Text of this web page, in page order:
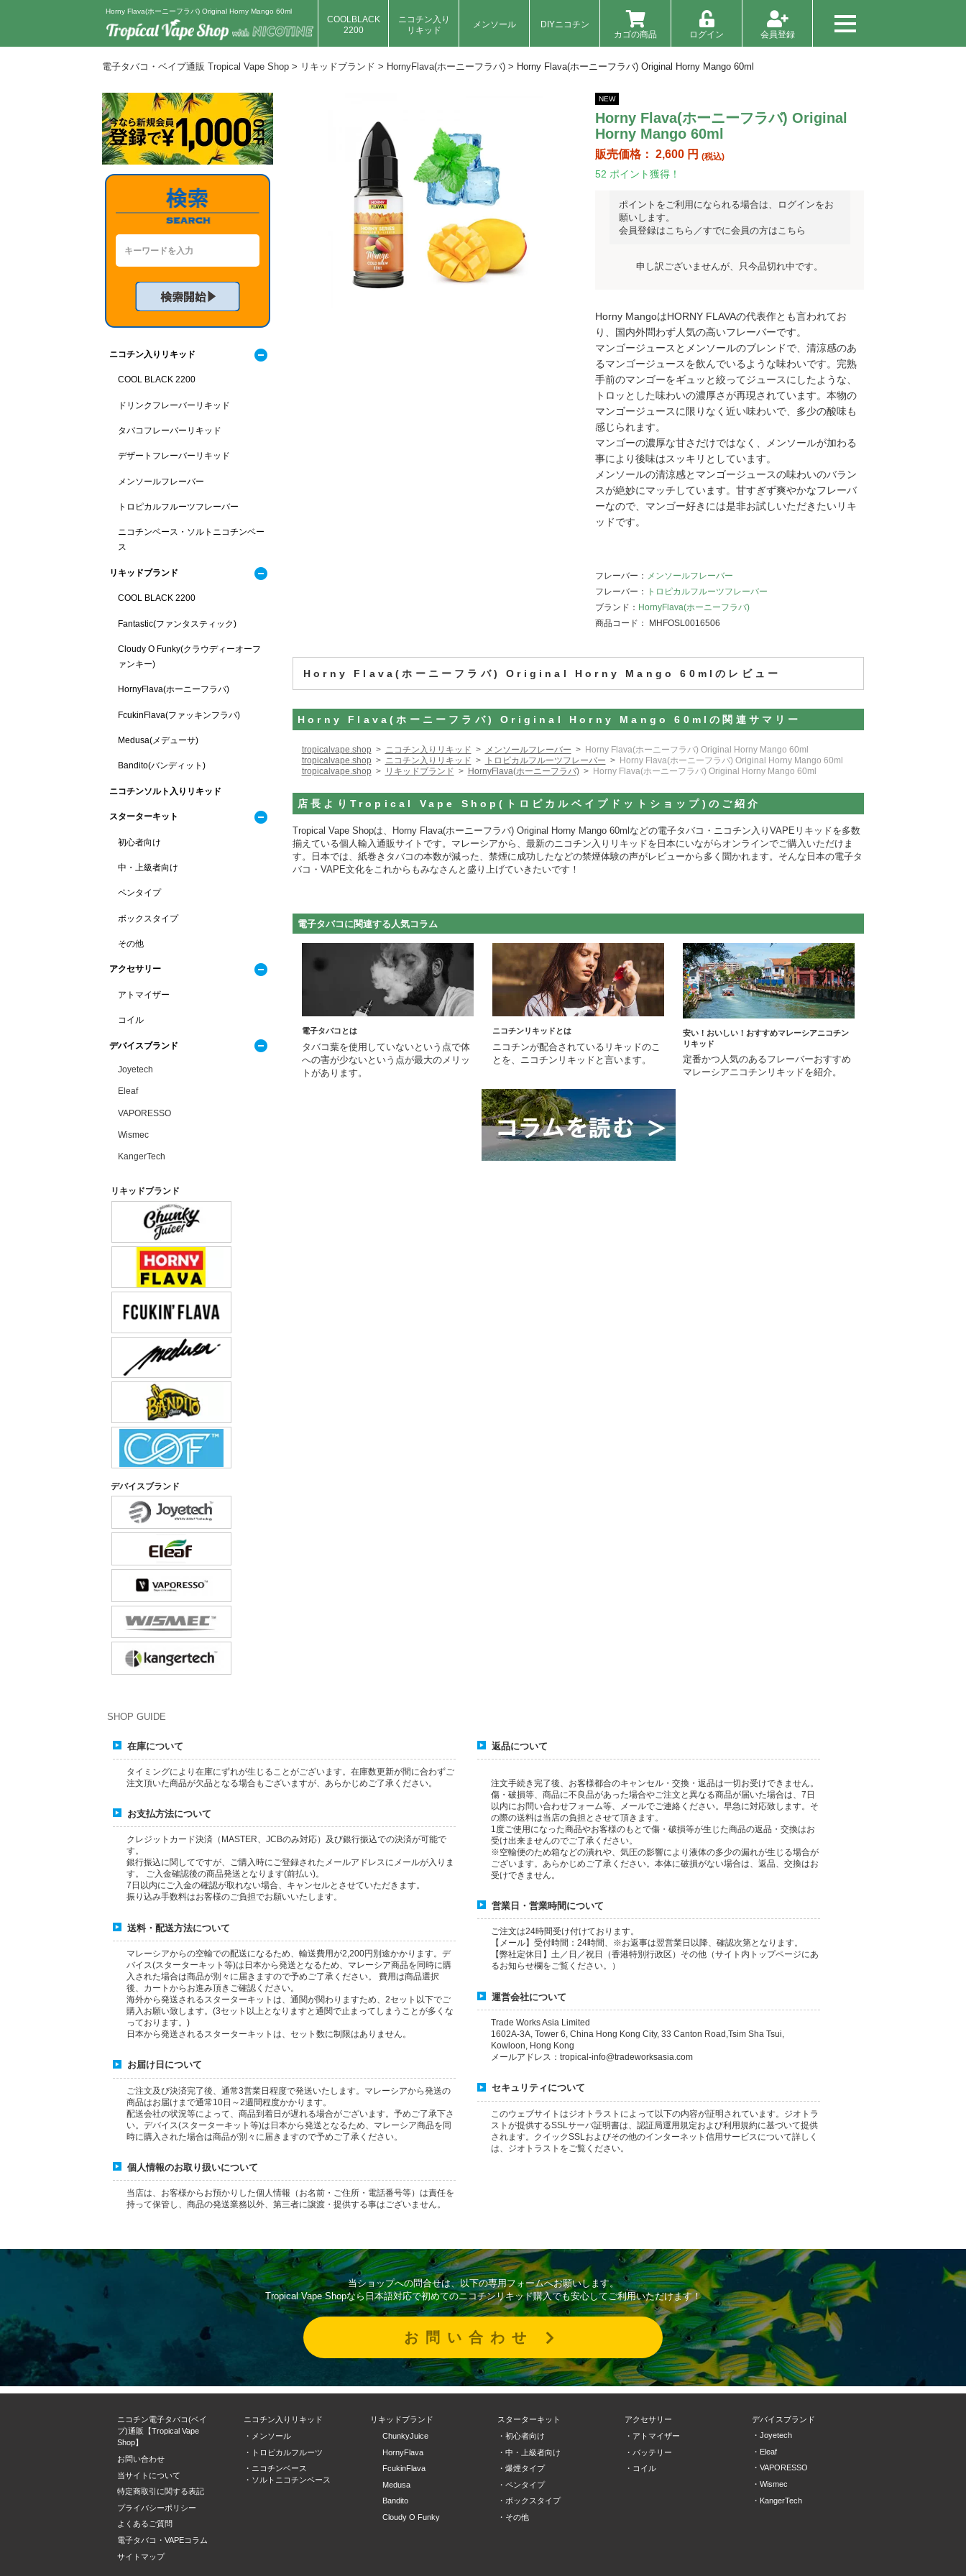
Horny Flava(ホーニーフラバ) Original Horny Mango 60ml
COOLBLACK
2200
ニコチン入り
リキッド
メンソール
DIYニコチン
カゴの商品
ログイン 会員登録
電子タバコ・ベイプ通販 Tropical Vape Shop > リキッドブランド > HornyFlava(ホーニーフラバ) > Horny Flava(ホーニーフラバ) Original Horny Mango 60ml
NEW
Horny Flava(ホーニーフラバ) Original
Horny Mango 60ml
販売価格： 2,600 円(税込)
52ポイント獲得！
ポイントをご利用になられる場合は、ログインをお
願いします。
会員登録はこちら ／すでに会員の方はこちら
申し訳ございませんが、只今品切れ中です。
Horny MangoはHORNY FLAVAの代表作とも言われてお
り、国内外問わず人気の高いフレーバーです。
マンゴージュースとメンソールのブレンドで、清涼感のあ
るマンゴージュースを飲んでいるような味わいです。完熟
手前のマンゴーをギュッと絞ってジュースにしたような、
トロッとした味わいの濃厚さが再現されています。本物の
マンゴージュースに限りなく近い味わいで、多少の酸味も
感じられます。
マンゴーの濃厚な甘さだけではなく、メンソールが加わる
事により後味はスッキリとしています。
メンソールの清涼感とマンゴージュースの味わいのバラン
スが絶妙にマッチしています。甘すぎず爽やかなフレーバ
ーなので、マンゴー好きには是非お試しいただきたいリキ
ッドです。
フレーバー： メンソールフレーバー
フレーバー：
トロピカルフルーツフレーバー
ブランド： HornyFlava(ホーニーフラバ)
商品コード： MHFOSL0016506
Horny Flava(ホーニーフラバ) Original Horny Mango 60mlのレビュー
Horny Flava(ホーニーフラバ) Original Horny Mango 60mlの関連サマリー
tropicalvape.shop ニコチン入りリキッド メンソールフレーバー
Horny Flava(ホーニーフラバ) Original Horny Mango 60ml
tropicalvape.shop
ニコチン入りリキッド トロピカルフルーツフレーバー
Horny Flava(ホーニーフラバ) Original Horny Mango 60ml
tropicalvape.shop
リキッドブランド HornyFlava(ホーニーフラバ) Horny Flava(ホーニーフラバ) Original Horny Mango 60ml
店長よりTropical Vape Shop(トロピカルベイプドットショップ)のご紹介
Tropical Vape Shopは、Horny Flava(ホーニーフラバ) Original Horny Mango 60mlなどの電子タバコ・ニコチン入りVAPEリキッドを多数
揃えている個人輸入通販サイトです。マレーシアから、最新のニコチン入りリキッドを日本にいながらオンラインでご購入いただけま
す。日本では、紙巻きタバコの本数が減った、禁煙に成功したなどの禁煙体験の声がレビューから多く聞かれます。そんな日本の電子タ
バコ・VAPE文化をこれからもみなさんと盛り上げていきたいです！
電子タバコに関連する人気コラム
電子タバコとは
タバコ葉を使用していないという点で体
への害が少ないという点が最大のメリッ
トがあります。
ニコチンリキッドとは
ニコチンが配合されているリキッドのこ
とを、ニコチンリキッドと言います。
安い！おいしい！おすすめマレーシアニコチン
リキッド
定番かつ人気のあるフレーバーおすすめ
マレーシアニコチンリキッドを紹介。
ニコチン入りリキッド
COOL BLACK 2200
ドリンクフレーバーリキッド
タバコフレーバーリキッド
デザートフレーバーリキッド
メンソールフレーバー
トロピカルフルーツフレーバー
ニコチンベース・ソルトニコチンベー
ス
リキッドブランド
COOL BLACK 2200
Fantastic(ファンタスティック)
Cloudy O Funky(クラウディーオーフ
ァンキー)
HornyFlava(ホーニーフラバ)
FcukinFlava(ファッキンフラバ)
Medusa(メデューサ)
Bandito(バンディット)
ニコチンソルト入りリキッド
スターターキット
初心者向け
中・上級者向け
ペンタイプ
ボックスタイプ
その他
アクセサリー
アトマイザー
コイル
デバイスブランド
Joyetech
Eleaf
VAPORESSO
Wismec
KangerTech
リキッドブランド
デバイスブランド
SHOP GUIDE
在庫について
タイミングにより在庫にずれが生じることがございます。在庫数更新が間に合わずご
注文頂いた商品が欠品となる場合もございますが、あらかじめご了承ください。
お支払方法について
クレジットカード決済（MASTER、JCBのみ対応）及び銀行振込での決済が可能で
す。
銀行振込に関してですが、ご購入時にご登録されたメールアドレスにメールが入りま
す。 ご入金確認後の商品発送となります(前払い)。
7日以内にご入金の確認が取れない場合、キャンセルとさせていただきます。
振り込み手数料はお客様のご負担でお願いいたします。
送料・配送方法について
マレーシアからの空輸での配送になるため、輸送費用が2,200円別途かかります。デ
バイス(スターターキット等)は日本から発送となるため、マレーシア商品を同時に購
入された場合は商品が別々に届きますので予めご了承ください。 費用は商品選択
後、カートからお進み頂きご確認ください。
海外から発送されるスターターキットは、通関が関わりますため、2セット以下でご
購入お願い致します。(3セット以上となりますと通関で止まってしまうことが多くな
っております。)
日本から発送されるスターターキットは、セット数に制限はありません。
お届け日について
ご注文及び決済完了後、通常3営業日程度で発送いたします。マレーシアから発送の
商品はお届けまで通常10日～2週間程度かかります。
配送会社の状況等によって、商品到着日が遅れる場合がございます。予めご了承下さ
い。デバイス(スターターキット等)は日本から発送となるため、マレーシア商品を同
時に購入された場合は商品が別々に届きますので予めご了承ください。
個人情報のお取り扱いについて
当店は、お客様からお預かりした個人情報（お名前・ご住所・電話番号等）は責任を
持って保管し、商品の発送業務以外、第三者に譲渡・提供する事はございません。
返品について
注文手続き完了後、お客様都合のキャンセル・交換・返品は一切お受けできません。
傷・破損等、商品に不良品があった場合やご注文と異なる商品が届いた場合は、7日
以内にお問い合わせフォーム等、メールでご連絡ください。早急に対応致します。そ
の際の送料は当店の負担とさせて頂きます。
1度ご使用になった商品やお客様のもとで傷・破損等が生じた商品の返品・交換はお
受け出来ませんのでご了承ください。
※空輸便のため箱などの潰れや、気圧の影響により液体の多少の漏れが生じる場合が
ございます。あらかじめご了承ください。本体に破損がない場合は、返品、交換はお
受けできません。
営業日・営業時間について
ご注文は24時間受け付けております。
【メール】受付時間：24時間、※お返事は翌営業日以降、確認次第となります。
【弊社定休日】土／日／祝日（香港特別行政区）その他（サイト内トップページにあ
るお知らせ欄をご覧ください。）
運営会社について
Trade Works Asia Limited
1602A-3A, Tower 6, China Hong Kong City, 33 Canton Road,Tsim Sha Tsui,
Kowloon, Hong Kong
メールアドレス：tropical-info@tradeworksasia.com
セキュリティについて
このウェブサイトはジオトラストによって以下の内容が証明されています。ジオトラ
ストが提供するSSLサーバ証明書は、認証局運用規定および利用規約に基づいて提供
されます。クイックSSLおよびその他のインターネット信用サービスについて詳しく
は、ジオトラストをご覧ください。
当ショップへの問合せは、以下の専用フォームへお願いします。
Tropical Vape Shopなら日本語対応で初めてのニコチンリキッド購入でも安心してご利用いただけます！
お問い合わせ
ニコチン電子タバコ(ベイ
プ)通販【Tropical Vape
Shop】
お問い合わせ
当サイトについて
特定商取引に関する表記
プライバシーポリシー
よくあるご質問
電子タバコ・VAPEコラム
サイトマップ
ニコチン入りリキッド
・メンソール
・トロピカルフルーツ
・ニコチンベース
・ソルトニコチンベース
リキッドブランド
ChunkyJuice
HornyFlava
FcukinFlava
Medusa
Bandito
Cloudy O Funky
スターターキット
・初心者向け
・中・上級者向け
・爆煙タイプ
・ペンタイプ
・ボックスタイプ
・その他
アクセサリー
・アトマイザー
・バッテリー
・コイル
デバイスブランド
Joyetech
Eleaf
VAPORESSO
Wismec
KangerTech